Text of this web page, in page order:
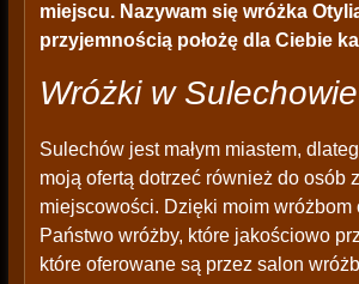
miejscu. Nazywam się wróżka
przyjemnością położę dla Ciebie
Wróżki w Sulechowie
Sulechów jest małym miastem,
moją ofertą dotrzeć również do osób
miejscowości. Dzięki moim wróżbom
Państwo wróżby, które jakościowo
które oferowane są przez salon